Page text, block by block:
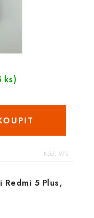
ks)
Kód: 975
Redmi 5 Plus,